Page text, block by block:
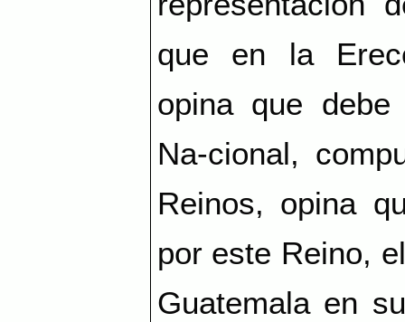
que en la
opina que
Na-cional,
Reinos, opina
por este Reino,
Guatemala en